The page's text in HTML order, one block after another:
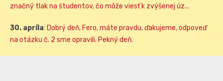
značný tlak na študentov, čo môže viesť k zvýšenej úz...
30. apríla: Dobrý deň, Fero, máte pravdu, ďakujeme, odpoveď
na otázku č. 2 sme opravili. Pekný deň.